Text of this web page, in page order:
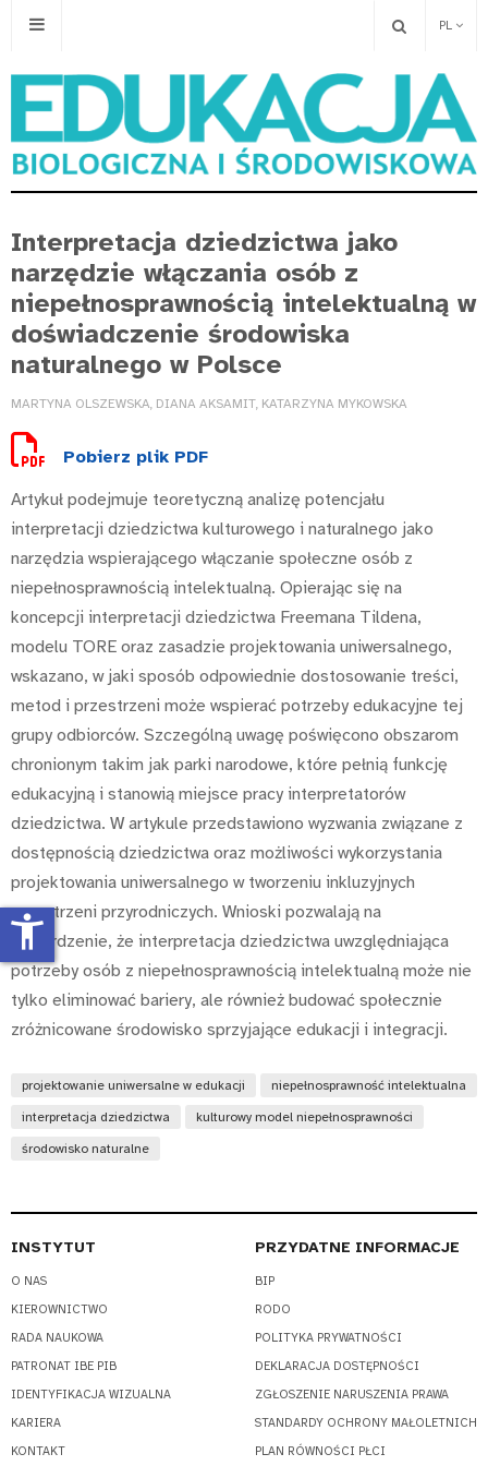
PL
Interpretacja dziedzictwa jako
narzędzie włączania osób z
niepełnosprawnością intelektualną w
doświadczenie środowiska
naturalnego w Polsce
MARTYNA OLSZEWSKA, DIANA AKSAMIT, KATARZYNA MYKOWSKA
Pobierz plik PDF
Artykuł podejmuje teoretyczną analizę potencjału
interpretacji dziedzictwa kulturowego i naturalnego jako
narzędzia wspierającego włączanie społeczne osób z
niepełnosprawnością intelektualną. Opierając się na
koncepcji interpretacji dziedzictwa Freemana Tildena,
modelu TORE oraz zasadzie projektowania uniwersalnego,
wskazano, w jaki sposób odpowiednie dostosowanie treści,
metod i przestrzeni może wspierać potrzeby edukacyjne tej
grupy odbiorców. Szczególną uwagę poświęcono obszarom
chronionym takim jak parki narodowe, które pełnią funkcję
edukacyjną i stanowią miejsce pracy interpretatorów
dziedzictwa. W artykule przedstawiono wyzwania związane z
dostępnością dziedzictwa oraz możliwości wykorzystania
projektowania uniwersalnego w tworzeniu inkluzyjnych
przestrzeni przyrodniczych. Wnioski pozwalają na
stwierdzenie, że interpretacja dziedzictwa uwzględniająca
potrzeby osób z niepełnosprawnością intelektualną może nie
tylko eliminować bariery, ale również budować społecznie
zróżnicowane środowisko sprzyjające edukacji i integracji.
projektowanie uniwersalne w edukacji niepełnosprawność intelektualna
interpretacja dziedzictwa kulturowy model niepełnosprawności
środowisko naturalne
INSTYTUT
O NAS
KIEROWNICTWO
RADA NAUKOWA
PATRONAT IBE PIB
IDENTYFIKACJA WIZUALNA
KARIERA
KONTAKT
PRZYDATNE INFORMACJE
BIP
RODO
POLITYKA PRYWATNOŚCI
DEKLARACJA DOSTĘPNOŚCI
ZGŁOSZENIE NARUSZENIA PRAWA
STANDARDY OCHRONY MAŁOLETNICH
PLAN RÓWNOŚCI PŁCI
accessibility_new